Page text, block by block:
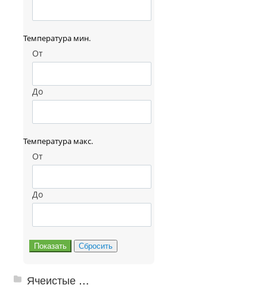
Температура мин.
От
До
Температура макс.
От
До
Ячеистые грязезащитные покрытия